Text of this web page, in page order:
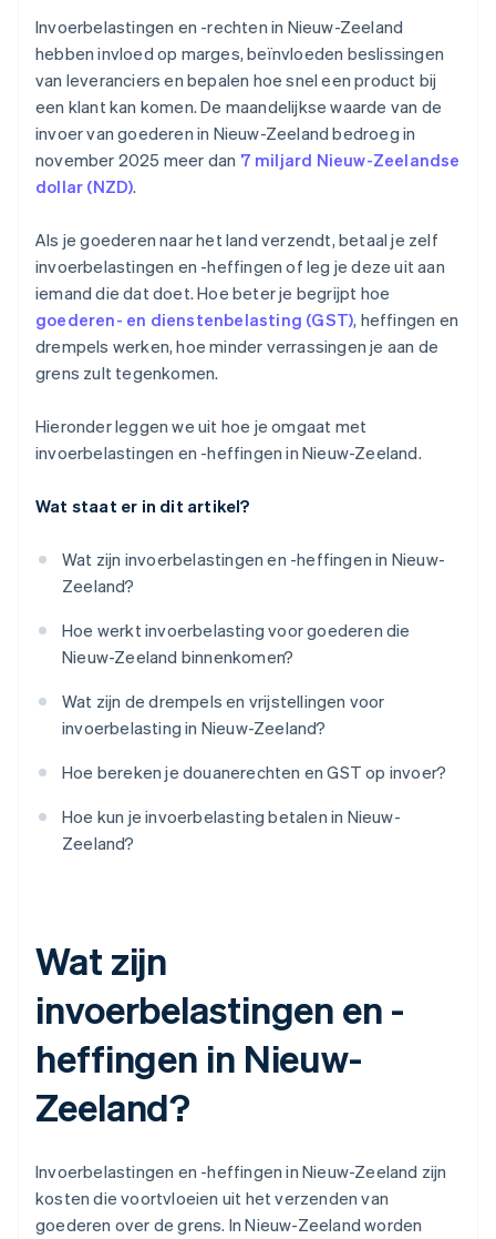
Invoerbelastingen en -rechten in Nieuw-Zeeland
hebben invloed op marges, beïnvloeden beslissingen
van leveranciers en bepalen hoe snel een product bij
een klant kan komen. De maandelijkse waarde van de
invoer van goederen in Nieuw-Zeeland bedroeg in
november 2025 meer dan 7 miljard Nieuw-Zeelandse
dollar (NZD).
Als je goederen naar het land verzendt, betaal je zelf
invoerbelastingen en -heffingen of leg je deze uit aan
iemand die dat doet. Hoe beter je begrijpt hoe
goederen- en dienstenbelasting (GST), heffingen en
drempels werken, hoe minder verrassingen je aan de
grens zult tegenkomen.
Hieronder leggen we uit hoe je omgaat met
invoerbelastingen en -heffingen in Nieuw-Zeeland.
Wat staat er in dit artikel?
Wat zijn invoerbelastingen en -heffingen in Nieuw-
Zeeland?
Hoe werkt invoerbelasting voor goederen die
Nieuw-Zeeland binnenkomen?
Wat zijn de drempels en vrijstellingen voor
invoerbelasting in Nieuw-Zeeland?
Hoe bereken je douanerechten en GST op invoer?
Hoe kun je invoerbelasting betalen in Nieuw-
Zeeland?
Wat zijn
invoerbelastingen en -
heffingen in Nieuw-
Zeeland?
Invoerbelastingen en -heffingen in Nieuw-Zeeland zijn
kosten die voortvloeien uit het verzenden van
goederen over de grens. In Nieuw-Zeeland worden